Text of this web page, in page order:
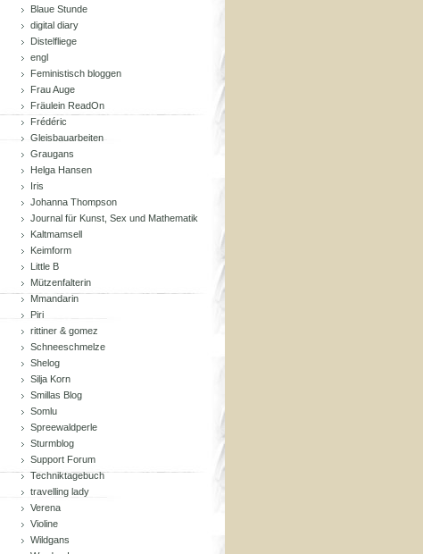
Blaue Stunde
digital diary
Distelfliege
engl
Feministisch bloggen
Frau Auge
Fräulein ReadOn
Frédéric
Gleisbauarbeiten
Graugans
Helga Hansen
Iris
Johanna Thompson
Journal für Kunst, Sex und Mathematik
Kaltmamsell
Keimform
Little B
Mützenfalterin
Mmandarin
Piri
rittiner & gomez
Schneeschmelze
Shelog
Silja Korn
Smillas Blog
Somlu
Spreewaldperle
Sturmblog
Support Forum
Techniktagebuch
travelling lady
Verena
Violine
Wildgans